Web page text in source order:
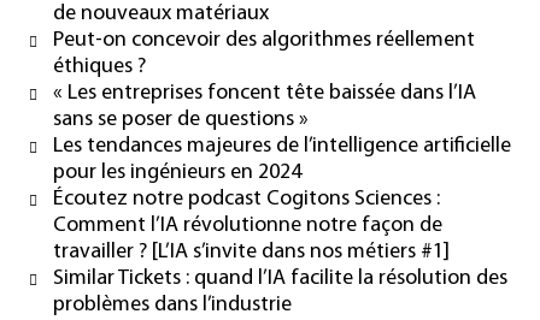
de nouveaux matériaux
Peut-on concevoir des algorithmes réellement
éthiques ?
« Les entreprises foncent tête baissée dans l’IA
sans se poser de questions »
Les tendances majeures de l’intelligence artificielle
pour les ingénieurs en 2024
Écoutez notre podcast Cogitons Sciences :
Comment l’IA révolutionne notre façon de
travailler ? [L’IA s’invite dans nos métiers #1]
Similar Tickets : quand l’IA facilite la résolution des
problèmes dans l’industrie